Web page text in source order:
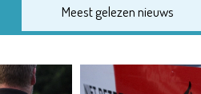
Meest gelezen nieuws